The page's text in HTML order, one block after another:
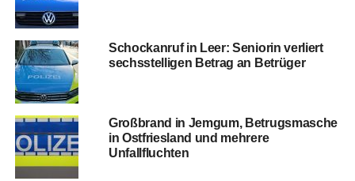
Schock­an­ruf in Leer: Senio­rin ver­liert
sechs­stel­li­gen Betrag an Betrüger
Groß­brand in Jem­gum, Betrugs­ma­sche
in Ost­fries­land und meh­re­re
Unfallfluchten